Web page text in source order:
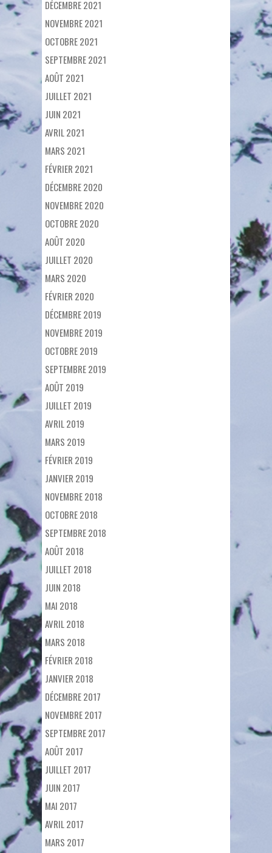
DÉCEMBRE 2021
NOVEMBRE 2021
OCTOBRE 2021
SEPTEMBRE 2021
AOÛT 2021
JUILLET 2021
JUIN 2021
AVRIL 2021
MARS 2021
FÉVRIER 2021
DÉCEMBRE 2020
NOVEMBRE 2020
OCTOBRE 2020
AOÛT 2020
JUILLET 2020
MARS 2020
FÉVRIER 2020
DÉCEMBRE 2019
NOVEMBRE 2019
OCTOBRE 2019
SEPTEMBRE 2019
AOÛT 2019
JUILLET 2019
AVRIL 2019
MARS 2019
FÉVRIER 2019
JANVIER 2019
NOVEMBRE 2018
OCTOBRE 2018
SEPTEMBRE 2018
AOÛT 2018
JUILLET 2018
JUIN 2018
MAI 2018
AVRIL 2018
MARS 2018
FÉVRIER 2018
JANVIER 2018
DÉCEMBRE 2017
NOVEMBRE 2017
SEPTEMBRE 2017
AOÛT 2017
JUILLET 2017
JUIN 2017
MAI 2017
AVRIL 2017
MARS 2017